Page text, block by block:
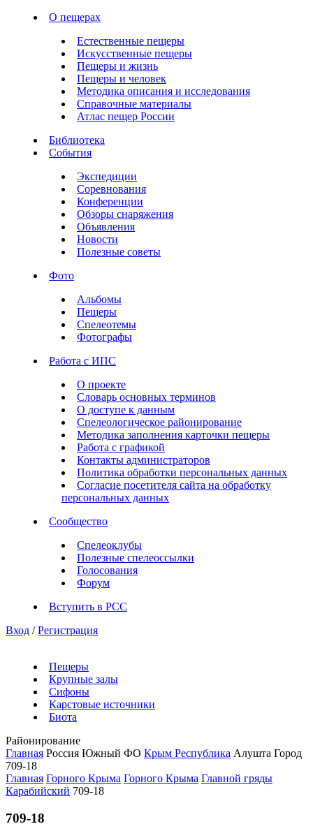
О пещерах
Естественные пещеры
Искусственные пещеры
Пещеры и жизнь
Пещеры и человек
Методика описания и исследования
Справочные материалы
Атлас пещер России
Библиотека
События
Экспедиции
Соревнования
Конференции
Обзоры снаряжения
Объявления
Новости
Полезные советы
Фото
Альбомы
Пещеры
Спелеотемы
Фотографы
Работа с ИПС
О проекте
Словарь основных терминов
О доступе к данным
Спелеологическое районирование
Методика заполнения карточки пещеры
Работа с графикой
Контакты администраторов
Политика обработки персональных данных
Согласие посетителя сайта на обработку
персональных данных
Сообщество
Спелеоклубы
Полезные спелеоссылки
Голосования
Форум
Вступить в РСС
Вход / Регистрация
Пещеры
Крупные залы
Сифоны
Карстовые источники
Биота
Районирование
Главная Россия Южный ФО Крым Республика Алушта Город
709-18
Главная Горного Крыма Горного Крыма Главной гряды
Карабийский 709-18
709-18